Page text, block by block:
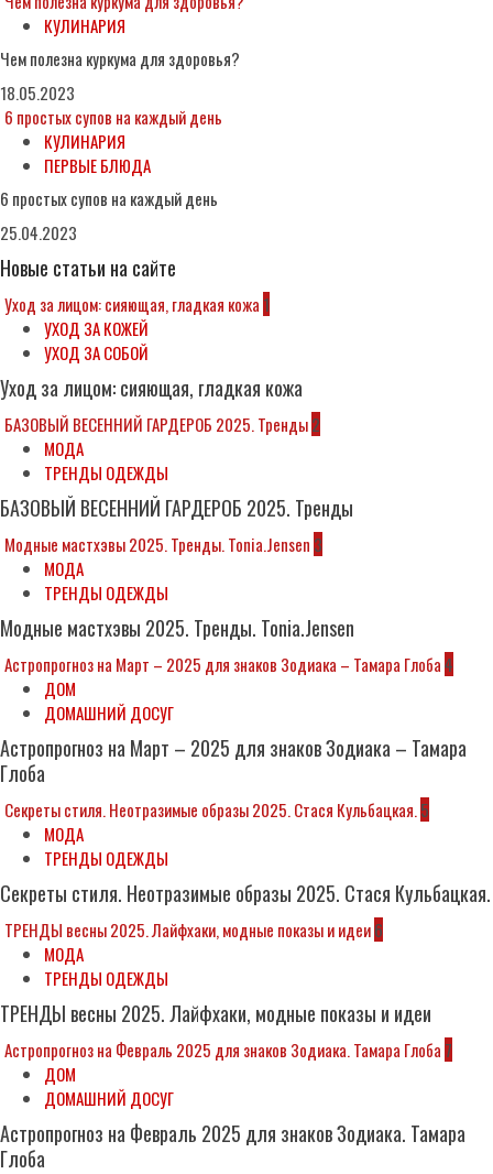
КУЛИНАРИЯ
Чем полезна куркума для здоровья?
18.05.2023
6 простых супов на каждый день
КУЛИНАРИЯ
ПЕРВЫЕ БЛЮДА
6 простых супов на каждый день
25.04.2023
Новые статьи на сайте
Уход за лицом: сияющая, гладкая кожа 1
УХОД ЗА КОЖЕЙ
УХОД ЗА СОБОЙ
Уход за лицом: сияющая, гладкая кожа
БАЗОВЫЙ ВЕСЕННИЙ ГАРДЕРОБ 2025. Тренды2
МОДА
ТРЕНДЫ ОДЕЖДЫ
БАЗОВЫЙ ВЕСЕННИЙ ГАРДЕРОБ 2025. Тренды
Модные мастхэвы 2025. Тренды. Tonia.Jensen 3
МОДА
ТРЕНДЫ ОДЕЖДЫ
Модные мастхэвы 2025. Тренды. Tonia.Jensen
Астропрогноз на Март – 2025 для знаков Зодиака – Тамара Глоба4
ДОМ
ДОМАШНИЙ ДОСУГ
Астропрогноз на Март – 2025 для знаков Зодиака – Тамара
Глоба
Секреты стиля. Неотразимые образы 2025. Стася Кульбацкая.5
МОДА
ТРЕНДЫ ОДЕЖДЫ
Секреты стиля. Неотразимые образы 2025. Стася Кульбацкая.
ТРЕНДЫ весны 2025. Лайфхаки, модные показы и идеи6
МОДА
ТРЕНДЫ ОДЕЖДЫ
ТРЕНДЫ весны 2025. Лайфхаки, модные показы и идеи
Астропрогноз на Февраль 2025 для знаков Зодиака. Тамара Глоба 7
ДОМ
ДОМАШНИЙ ДОСУГ
Астропрогноз на Февраль 2025 для знаков Зодиака. Тамара
Глоба